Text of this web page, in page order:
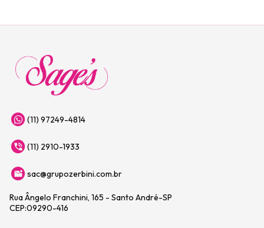
(11) 97249-4814
(11) 2910-1933
sac@grupozerbini.com.br
Rua Ângelo Franchini, 165 - Santo André-SP
CEP:09290-416